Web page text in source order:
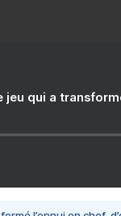
jeu qui a